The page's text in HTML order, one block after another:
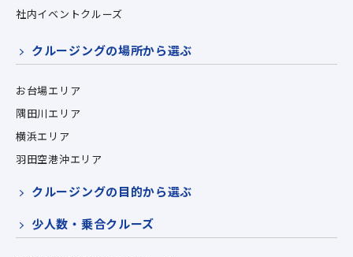
社内イベントクルーズ
クルージングの場所から選ぶ
お台場エリア
隅田川エリア
横浜エリア
羽田空港沖エリア
クルージングの目的から選ぶ
少人数・乗合クルーズ